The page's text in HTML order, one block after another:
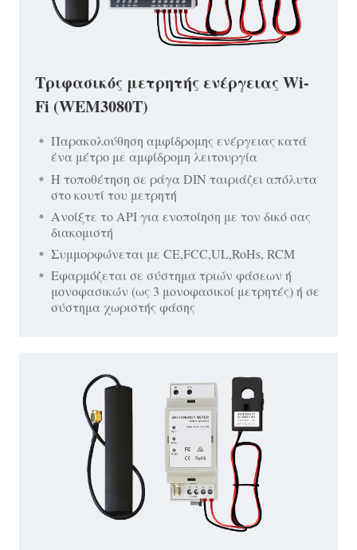
Τριφασικός μετρητής ενέργειας Wi-
Fi (WEM3080T)
Παρακολούθηση αμφίδρομης ενέργειας κατά
ένα μέτρο με αμφίδρομη λειτουργία
Η τοποθέτηση σε ράγα DIN ταιριάζει απόλυτα
στο κουτί του μετρητή
Ανοίξτε το API για ενοποίηση με τον δικό σας
διακομιστή
Συμμορφώνεται με CE,FCC,UL,RoHs, RCM
Εφαρμόζεται σε σύστημα τριών φάσεων ή
μονοφασικών (ως 3 μονοφασικοί μετρητές) ή σε
σύστημα χωριστής φάσης